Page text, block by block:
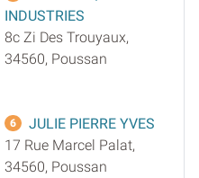
INDUSTRIES
8c Zi Des Trouyaux,
34560, Poussan
6
JULIE PIERRE YVES
17 Rue Marcel Palat,
34560, Poussan